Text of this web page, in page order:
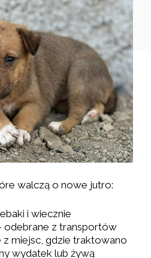
walczą o nowe jutro:
i wiecznie
odebrane z transportów
z miejsc, gdzie traktowano
wydatek lub żywą